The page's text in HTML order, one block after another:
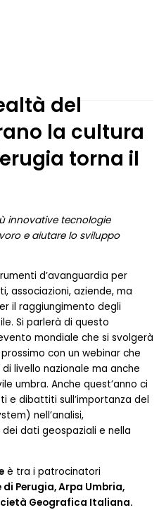
del
la cultura
torna il
innovative tecnologie
e aiutare lo sviluppo
d’avanguardia per
associazioni, aziende, ma
il raggiungimento degli
Si parlerà di questo
mondiale che si svolgerà
prossimo con un webinar che
livello nazionale ma anche
umbra. Anche quest’anno ci
e dibattiti sull’importanza del
nell’analisi,
dati geospaziali e nella
è tra i patrocinatori
di Perugia, Arpa Umbria,
Geografica Italiana.